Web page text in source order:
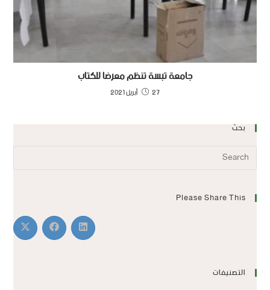
جامعة تبسة تنظم معرضا للكتاب
27 أبريل 2021
بحث
Please Share This
التصنيفات